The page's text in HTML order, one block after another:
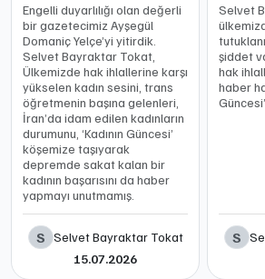
Engelli duyarlılığı olan değerli
bir gazetecimiz Ayşegül
Domaniç Yelçe’yi yitirdik.
Selvet Bayraktar Tokat,
Ülkemizde hak ihlallerine karşı
yükselen kadın sesini, trans
öğretmenin başına gelenleri,
İran’da idam edilen kadınların
durumunu, ‘Kadının Güncesi’
köşemize taşıyarak
depremde sakat kalan bir
kadının başarısını da haber
yapmayı unutmamış.
S Selvet Bayraktar Tokat
15.07.2026
Selvet
şiddet
hak
haber
S